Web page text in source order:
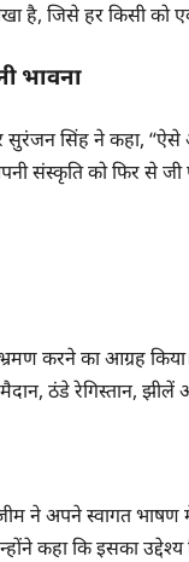
है, जिसे हर किसी को
भावना
और सुरंजन सिंह ने कहा,
संस्कृति को फिर से
करने का आग्रह
ठंडे रेगिस्तान,
ने अपने स्वागत भाषण
कहा कि इसका